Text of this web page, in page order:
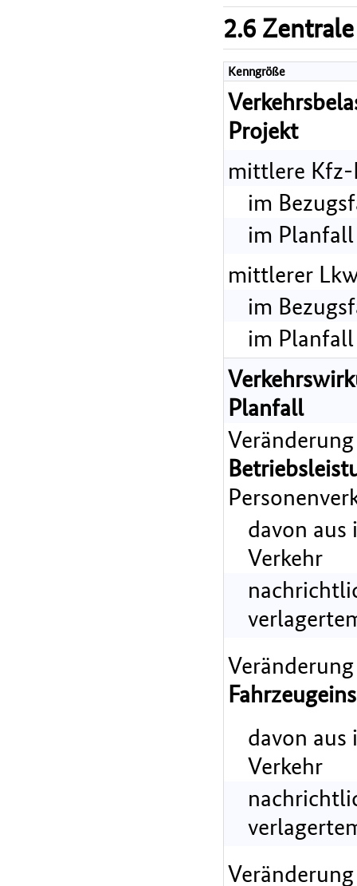
2.6
Kenngröße
Projekt
mittlere
im
im Planfall
mittlerer
im
im Planfall
Planfall
davon
Verkehr
davon
Verkehr